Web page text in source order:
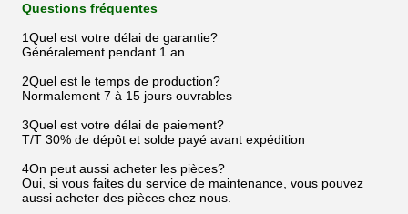
Questions fréquentes
1Quel est votre délai de garantie?
Généralement pendant 1 an
2Quel est le temps de production?
Normalement 7 à 15 jours ouvrables
3Quel est votre délai de paiement?
T/T 30% de dépôt et solde payé avant expédition
4On peut aussi acheter les pièces?
Oui, si vous faites du service de maintenance, vous pouvez
aussi acheter des pièces chez nous.